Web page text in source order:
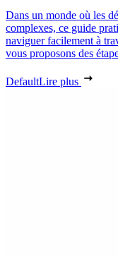
Dans un monde où les
complexes, ce guide
naviguer facilement à
vous proposons des
DefaultLire plus